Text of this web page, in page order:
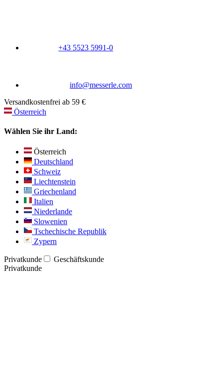
+43 5523 5991-0
info@messerle.com
Versandkostenfrei ab 59 €
Österreich
Wählen Sie ihr Land:
Österreich
Deutschland
Schweiz
Liechtenstein
Griechenland
Italien
Niederlande
Slowenien
Tschechische Republik
Zypern
Privatkunde
Geschäftskunde
Privatkunde